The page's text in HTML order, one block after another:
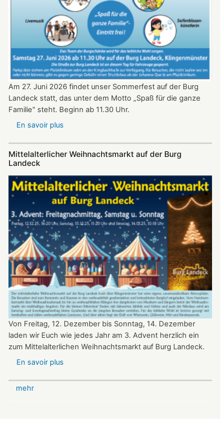
ab
20:30
Uhr​​​​​​​​​​​​​​
Am 27. Juni 2026 findet unser Sommerfest auf der Burg
Landeck statt, das unter dem Motto „Spaß für die ganze
Familie" steht. Beginn ab 11.30 Uhr.
En savoir plus
Burg
Mittelalterlicher Weihnachtsmarkt auf der Burg
Landeck
Von Freitag, 12. Dezember bis Sonntag, 14. Dezember
laden wir Euch wie jedes Jahr am 3. Advent herzlich ein
zum Mittelalterlichen Weihnachtsmarkt auf Burg Landeck.
En savoir plus
mehr